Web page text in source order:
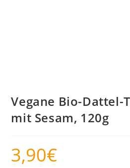
Vegane Bio-Dattel-
mit Sesam, 120g
3,90€